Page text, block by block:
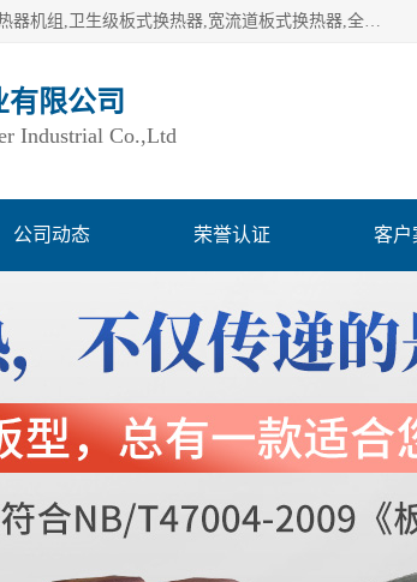
湖南欧力德换热实业有限公司生产换热设备,板式换热器,板式热交换器,板式换热器机组,卫生级板式换热器,宽流道板式换热器,全焊接板式换热器,钎焊板式换热器,钛材板式换热器,容积式换热器,盘管换热,不锈钢水箱,定压补水机组,变频供水机组等,用户覆盖：湖南、湖北、广西、广东、海南、云南、贵州等全国各地。
限公司
Industrial Co.,Ltd
公司动态 荣誉认证 客户